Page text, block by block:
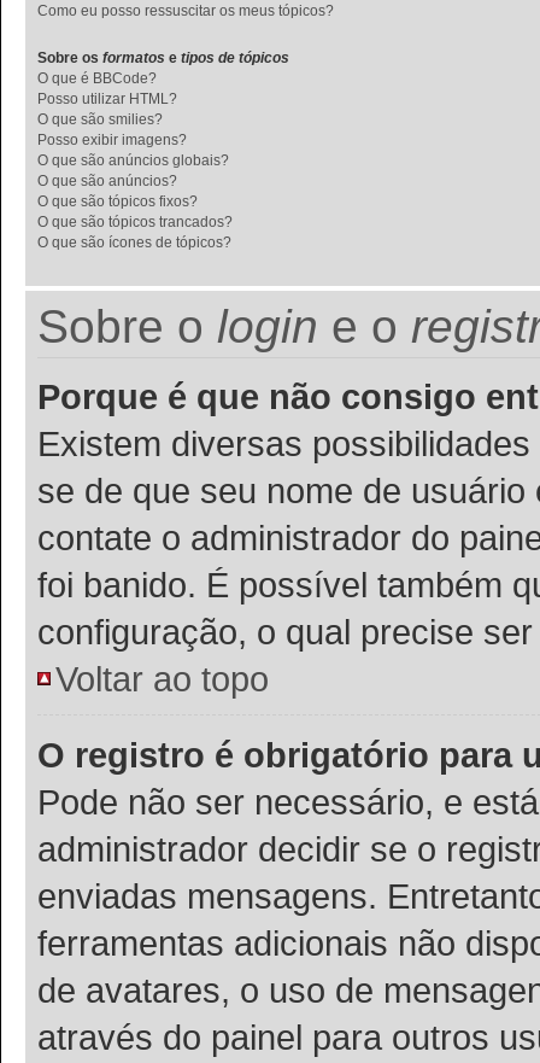
Como eu posso ressuscitar os meus tópicos?
Sobre os formatos e tipos de tópicos
O que é BBCode?
Posso utilizar HTML?
O que são smilies?
Posso exibir imagens?
O que são anúncios globais?
O que são anúncios?
O que são tópicos fixos?
O que são tópicos trancados?
O que são ícones de tópicos?
Sobre o login e o
Porque é que não consigo
Existem diversas
se de que seu nome de
contate o administrador do
foi banido. É possível também
configuração, o qual precise
Voltar ao topo
O registro é obrigatório para
Pode não ser necessário, e
administrador decidir se o
enviadas mensagens.
ferramentas adicionais não
de avatares, o uso de
através do painel para outros